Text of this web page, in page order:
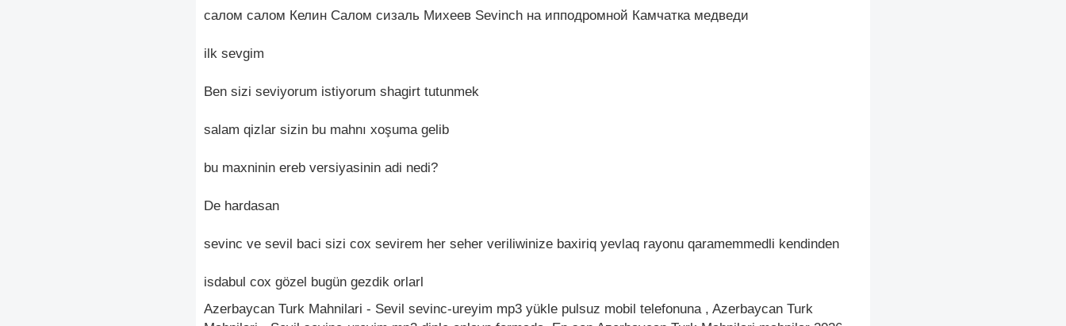
салом салом Келин Салом сизаль Михеев Sevinch на ипподромной Камчатка медведи
ilk sevgim
Ben sizi seviyorum istiyorum shagirt tutunmek
salam qizlar sizin bu mahnı xoşuma gelib
bu maxninin ereb versiyasinin adi nedi?
De hardasan
sevinc ve sevil baci sizi cox sevirem her seher veriliwinize baxiriq yevlaq rayonu qaramemmedli kendinden
isdabul cox gözel bugün gezdik orlarl
Azerbaycan Turk Mahnilari - Sevil sevinc-ureyim mp3 yükle pulsuz mobil telefonuna , Azerbaycan Turk